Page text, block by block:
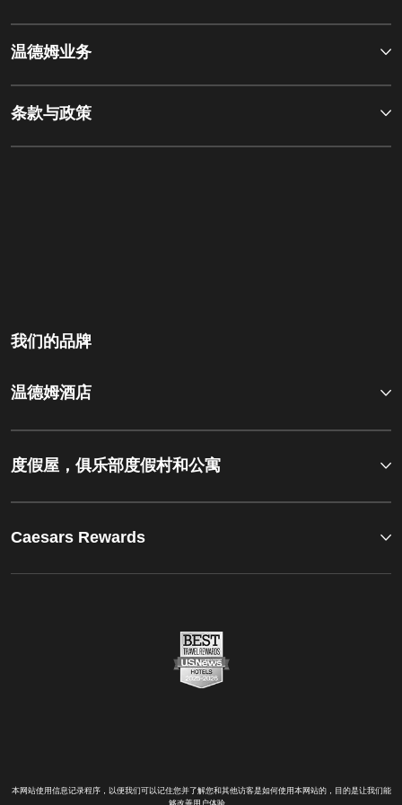
温德姆业务
条款与政策
我们的品牌
温德姆酒店
度假屋，俱乐部度假村和公寓
Caesars Rewards
本网站使用信息记录程序，以便我们可以记住您并了解您和其他访客是如何使用本网站的，目的是让我们能